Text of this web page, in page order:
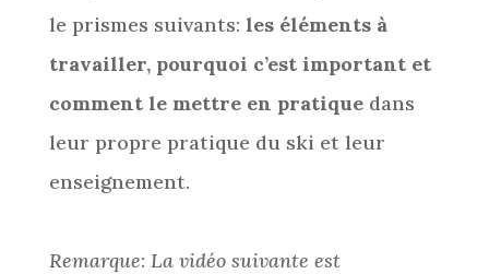
le prismes suivants: les éléments à
travailler, pourquoi c’est important et
comment le mettre en pratiquedans
leur propre pratique du ski et leur
enseignement.
Remarque: La vidéo suivante est